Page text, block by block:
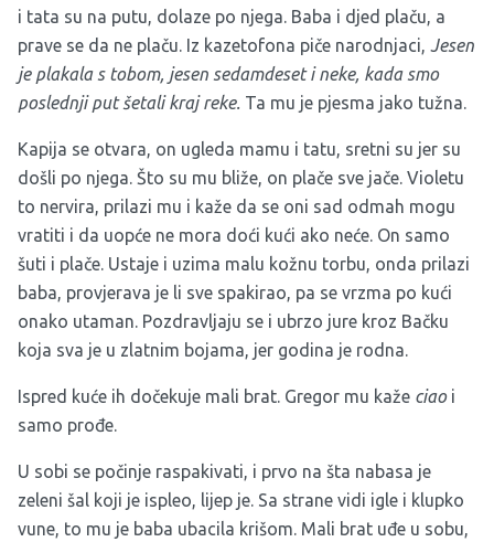
i tata su na putu, dolaze po njega. Baba i djed plaču, a
prave se da ne plaču. Iz kazetofona piče narodnjaci, Jesen
je plakala s tobom, jesen sedamdeset i neke, kada smo
poslednji put šetali kraj reke. Ta mu je pjesma jako tužna.
Kapija se otvara, on ugleda mamu i tatu, sretni su jer su
došli po njega. Što su mu bliže, on plače sve jače. Violetu
to nervira, prilazi mu i kaže da se oni sad odmah mogu
vratiti i da uopće ne mora doći kući ako neće. On samo
šuti i plače. Ustaje i uzima malu kožnu torbu, onda prilazi
baba, provjerava je li sve spakirao, pa se vrzma po kući
onako utaman. Pozdravljaju se i ubrzo jure kroz Bačku
koja sva je u zlatnim bojama, jer godina je rodna.
Ispred kuće ih dočekuje mali brat. Gregor mu kaže ciao i
samo prođe.
U sobi se počinje raspakivati, i prvo na šta nabasa je
zeleni šal koji je ispleo, lijep je. Sa strane vidi igle i klupko
vune, to mu je baba ubacila krišom. Mali brat uđe u sobu,